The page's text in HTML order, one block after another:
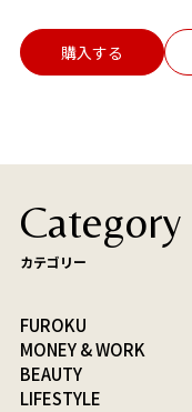
購入する
Category
カテゴリー
FUROKU
MONEY & WORK
BEAUTY
LIFESTYLE